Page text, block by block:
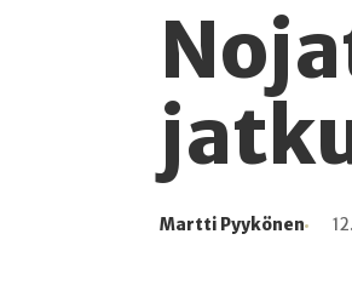
Kirjoittaja
Martti Pyykönen
Julkaistu
Lukuaika
Lukukertoja